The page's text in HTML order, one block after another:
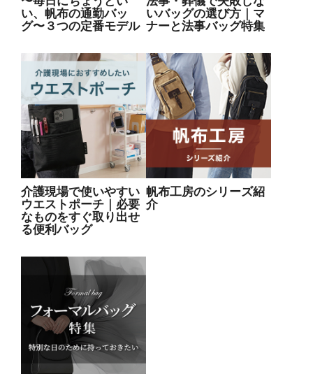
い、帆布の通勤バッ
グ〜３つの定番モデル
いバッグの選び方｜マ
ナーと法事バッグ特集
介護現場で使いやすい
ウエストポーチ｜必要
なものをすぐ取り出せ
る便利バッグ
帆布工房のシリーズ紹
介